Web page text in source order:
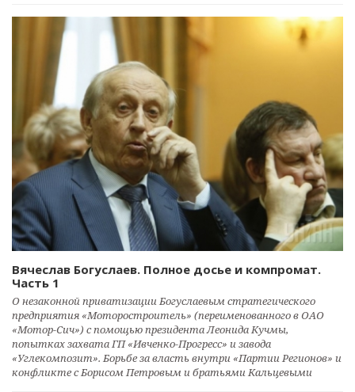
Вячеслав Богуслаев. Полное досье и компромат.
Часть 1
О незаконной приватизации Богуслаевым стратегического
предприятия «Моторостроитель» (переименованного в ОАО
«Мотор-Сич») с помощью президента Леонида Кучмы,
попытках захвата ГП «Ивченко-Прогресс» и завода
«Углекомпозит». Борьбе за власть внутри «Партии Регионов» и
конфликте с Борисом Петровым и братьями Кальцевыми